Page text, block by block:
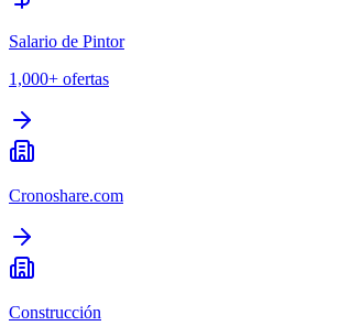
Salario de Pintor
1,000+ ofertas
Cronoshare.com
Construcción